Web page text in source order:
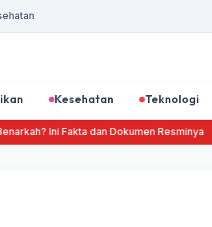
Kesehatan Teknologi
Ini Fakta dan Dokumen Resminya